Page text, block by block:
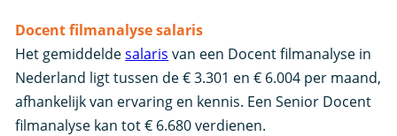
Docent filmanalyse salaris
Het gemiddeldesalaris van een Docent filmanalyse in
Nederland ligt tussen de € 3.301 en € 6.004 per maand,
afhankelijk van ervaring en kennis. Een Senior Docent
filmanalyse kan tot € 6.680 verdienen.